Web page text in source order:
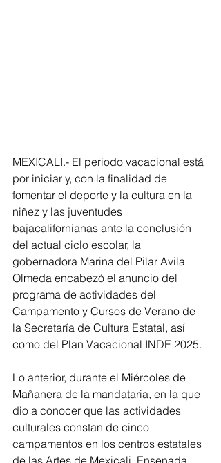
MEXICALI.- El periodo vacacional está
por iniciar y, con la finalidad de
fomentar el deporte y la cultura en la
niñez y las juventudes
bajacalifornianas ante la conclusión
del actual ciclo escolar, la
gobernadora Marina del Pilar Avila
Olmeda encabezó el anuncio del
programa de actividades del
Campamento y Cursos de Verano de
la Secretaría de Cultura Estatal, así
como del Plan Vacacional INDE 2025.
Lo anterior, durante el Miércoles de
Mañanera de la mandataria, en la que
dio a conocer que las actividades
culturales constan de cinco
campamentos en los centros estatales